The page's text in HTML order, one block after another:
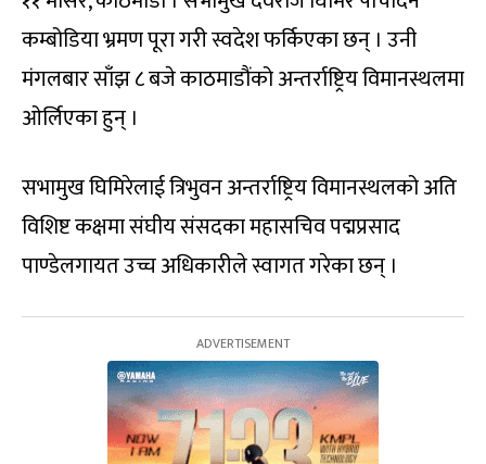
कम्बोडिया भ्रमण पूरा गरी स्वदेश फर्किएका छन् । उनी
मंगलबार साँझ ८ बजे काठमाडौंको अन्तर्राष्ट्रिय विमानस्थलमा
ओर्लिएका हुन् ।
सभामुख घिमिरेलाई त्रिभुवन अन्तर्राष्ट्रिय विमानस्थलको अति
विशिष्ट कक्षमा संघीय संसदका महासचिव पद्मप्रसाद
पाण्डेलगायत उच्च अधिकारीले स्वागत गरेका छन् ।